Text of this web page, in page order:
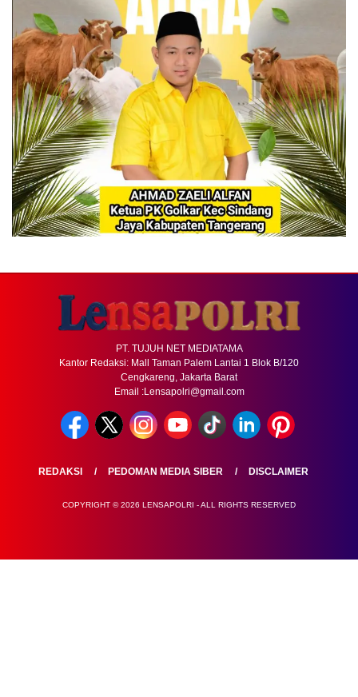
PT. TUJUH NET MEDIATAMA
Kantor Redaksi: Mall Taman Palem Lantai 1 Blok B/120
Cengkareng, Jakarta Barat
Email :Lensapolri@gmail.com
REDAKSI PEDOMAN MEDIA SIBER DISCLAIMER
COPYRIGHT © 2026 LENSAPOLRI - ALL RIGHTS RESERVED